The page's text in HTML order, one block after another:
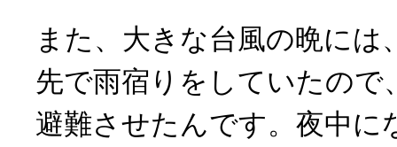
また、大きな台風の晩には
先で雨宿りをしていたので
避難させたんです。夜中に